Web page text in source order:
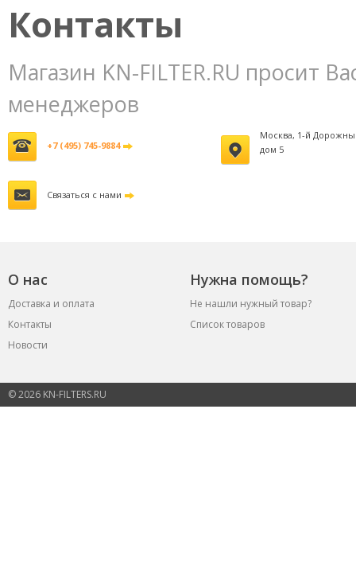
Контакты
Магазин KN-FILTER.RU просит
менеджеров
+7 (495) 745-9884
Москва, 1-й
дом 5
Связаться с нами
О нас Нужна помощь?
Доставка и оплата
Не нашли нужный товар?
Контакты
Список товаров
Новости
© 2026 KN-FILTERS.RU